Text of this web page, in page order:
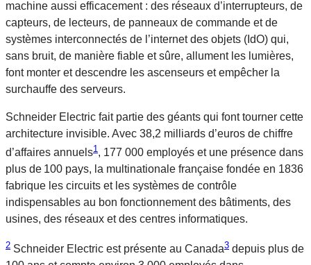
machine aussi efficacement : des réseaux d’interrupteurs, de
capteurs, de lecteurs, de panneaux de commande et de
systèmes interconnectés de l’internet des objets (IdO) qui,
sans bruit, de manière fiable et sûre, allument les lumières,
font monter et descendre les ascenseurs et empêcher la
surchauffe des serveurs.
Schneider Electric fait partie des géants qui font tourner cette
architecture invisible. Avec 38,2 milliards d’euros de chiffre
d’affaires annuels1 , 177 000 employés et une présence dans
plus de 100 pays, la multinationale française fondée en 1836
fabrique les circuits et les systèmes de contrôle
indispensables au bon fonctionnement des bâtiments, des
usines, des réseaux et des centres informatiques.
2 Schneider Electric est présente au Canada3 depuis plus de